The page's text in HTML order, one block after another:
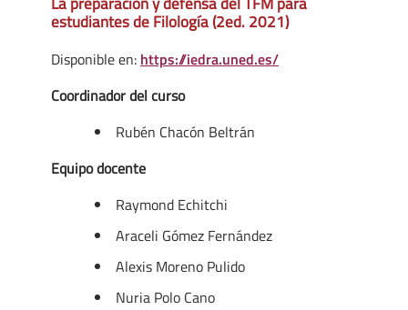
estudiantes de Filología (2ed. 2021)
Disponible en: https://iedra.uned.es/
Coordinador del curso
Rubén Chacón Beltrán
Equipo docente
Raymond Echitchi
Araceli Gómez Fernández
Alexis Moreno Pulido
Nuria Polo Cano